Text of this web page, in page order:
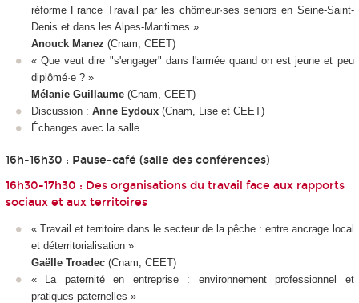
réforme France Travail par les chômeur·ses seniors en Seine-Saint-
Denis et dans les Alpes-Maritimes »
Anouck Manez (Cnam, CEET)
« Que veut dire "s'engager" dans l'armée quand on est jeune et peu
diplômé·e ? »
Mélanie Guillaume (Cnam, CEET)
Discussion : Anne Eydoux (Cnam, Lise et CEET)
Échanges avec la salle
16h-16h30 : Pause-café (salle des conférences)
16h30-17h30 : Des organisations du travail face aux rapports
sociaux et aux territoires
« Travail et territoire dans le secteur de la pêche : entre ancrage local
et déterritorialisation »
Gaëlle Troadec (Cnam, CEET)
« La paternité en entreprise : environnement professionnel et
pratiques paternelles »